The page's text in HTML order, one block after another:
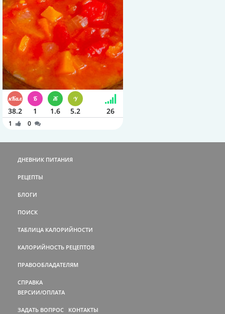
38.2 1 1.6 5.2 26
1 0
ДНЕВНИК ПИТАНИЯ
РЕЦЕПТЫ
БЛОГИ
ПОИСК
ТАБЛИЦА КАЛОРИЙНОСТИ
КАЛОРИЙНОСТЬ РЕЦЕПТОВ
ПРАВООБЛАДАТЕЛЯМ
СПРАВКА
ВЕРСИИ/ОПЛАТА
ЗАДАТЬ ВОПРОС КОНТАКТЫ